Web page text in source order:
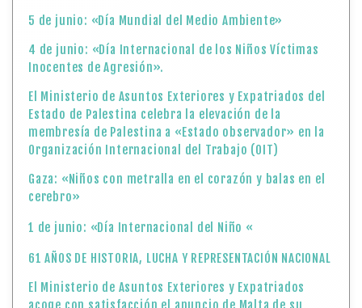
5 de junio: «Día Mundial del Medio Ambiente»
4 de junio: «Día Internacional de los Niños Víctimas
Inocentes de Agresión».
El Ministerio de Asuntos Exteriores y Expatriados del
Estado de Palestina celebra la elevación de la
membresía de Palestina a «Estado observador» en la
Organización Internacional del Trabajo (OIT)
Gaza: «Niños con metralla en el corazón y balas en el
cerebro»
1 de junio: «Día Internacional del Niño «
61 AÑOS DE HISTORIA, LUCHA Y REPRESENTACIÓN NACIONAL
El Ministerio de Asuntos Exteriores y Expatriados